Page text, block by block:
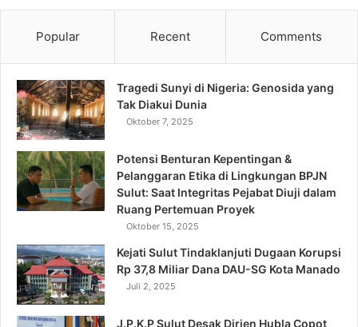
Popular Recent Comments
Tragedi Sunyi di Nigeria: Genosida yang
Tak Diakui Dunia
Oktober 7, 2025
Potensi Benturan Kepentingan &
Pelanggaran Etika di Lingkungan BPJN
Sulut: Saat Integritas Pejabat Diuji dalam
Ruang Pertemuan Proyek
Oktober 15, 2025
Kejati Sulut Tindaklanjuti Dugaan Korupsi
Rp 37,8 Miliar Dana DAU-SG Kota Manado
Juli 2, 2025
J.P.K.P Sulut Desak Dirjen Hubla Copot